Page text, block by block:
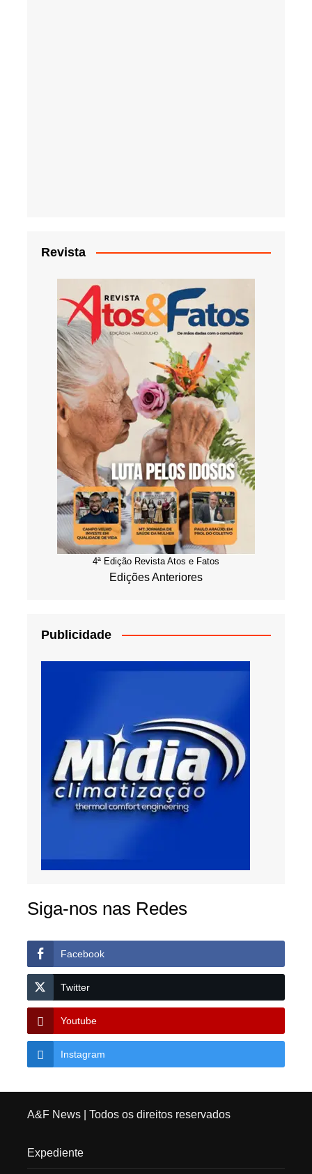
Revista
4ª Edição Revista Atos e Fatos
Edições Anteriores
Publicidade
Siga-nos nas Redes
Facebook
Twitter
Youtube
Instagram
A&F News| Todos os direitos reservados
Expediente